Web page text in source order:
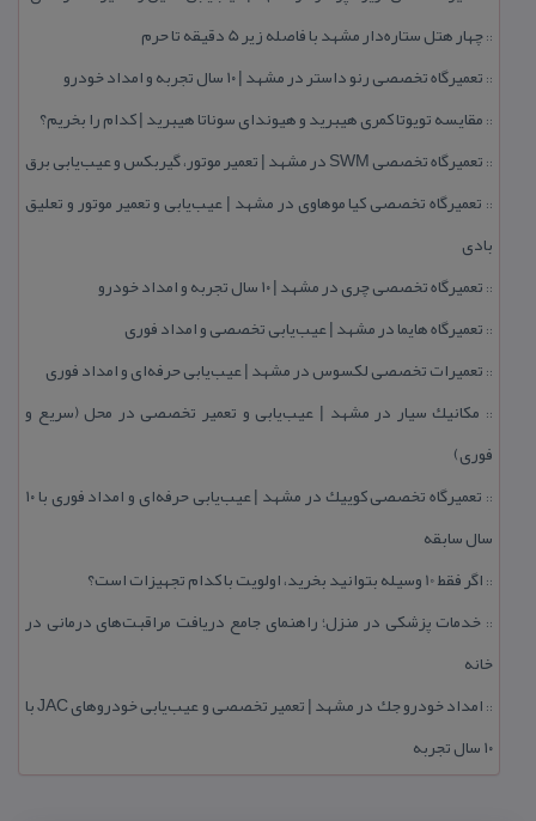
::چهار هتل‌ ستاره‌دار مشهد با فاصله زیر 5 دقیقه تا حرم
:: تعمیرگاه تخصصی رنو داستر در مشهد | ۱۰ سال تجربه و امداد خودرو
:: مقایسه تویوتا كمری هیبرید و هیوندای سوناتا هیبرید | كدام را بخریم؟
:: تعمیرگاه تخصصی SWM در مشهد | تعمیر موتور، گیربكس و عیب‌یابی برق
:: تعمیرگاه تخصصی كیا موهاوی در مشهد | عیب‌یابی و تعمیر موتور و تعلیق
بادی
:: تعمیرگاه تخصصی چری در مشهد | ۱۰ سال تجربه و امداد خودرو
:: تعمیرگاه هایما در مشهد | عیب‌یابی تخصصی و امداد فوری
:: تعمیرات تخصصی لكسوس در مشهد | عیب‌یابی حرفه‌ای و امداد فوری
:: مكانیك سیار در مشهد | عیب‌یابی و تعمیر تخصصی در محل (سریع و
فوری)
::
تعمیرگاه تخصصی كوییك در مشهد | عیب‌یابی حرفه‌ای و امداد فوری با ۱۰
سال سابقه
:: اگر فقط 10 وسیله بتوانید بخرید، اولویت با كدام تجهیزات است؟
:: خدمات پزشكی در منزل؛ راهنمای جامع دریافت مراقبت‌های درمانی در
خانه
::
امداد خودرو جك در مشهد | تعمیر تخصصی و عیب‌یابی خودروهای JAC با
۱۰ سال تجربه